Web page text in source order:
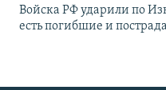
Войска РФ ударили по
есть погибшие и